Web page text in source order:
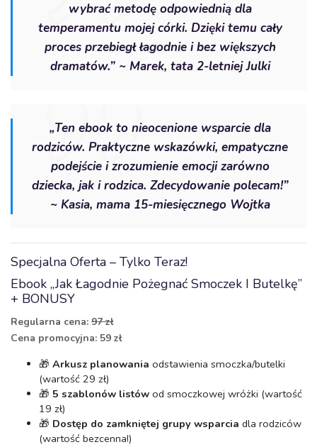
wybrać metodę odpowiednią dla
temperamentu mojej córki. Dzięki temu cały
proces przebiegł łagodnie i bez większych
dramatów.” ~ Marek, tata 2-letniej Julki
„Ten ebook to nieocenione wsparcie dla
rodziców. Praktyczne wskazówki, empatyczne
podejście i zrozumienie emocji zarówno
dziecka, jak i rodzica. Zdecydowanie polecam!”
~ Kasia, mama 15-miesięcznego Wojtka
Specjalna Oferta – Tylko Teraz!
Ebook „Jak Łagodnie Pożegnać Smoczek I Butelkę”
+ BONUSY
Regularna cena: 97 zł
Cena promocyjna: 59 zł
🎁 Arkusz planowania odstawienia smoczka/butelki
(wartość 29 zł)
🎁 5 szablonów listów od smoczkowej wróżki (wartość
19 zł)
🎁 Dostęp do zamkniętej grupy wsparcia dla rodziców
(wartość bezcenna!)